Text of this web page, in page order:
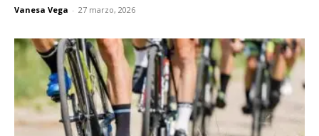
Vanesa Vega - 27 marzo, 2026